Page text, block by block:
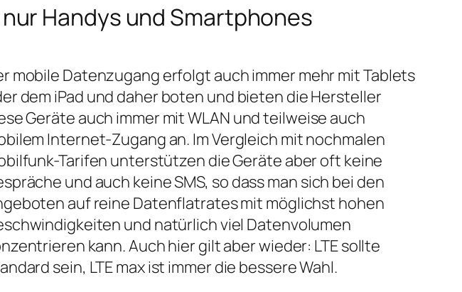
Handys und Smartphones
mobile Datenzugang erfolgt auch immer mehr mit Tablets
dem iPad und daher boten und bieten die Hersteller
Geräte auch immer mit WLAN und teilweise auch
Internet-Zugang an. Im Vergleich mit nochmalen
Tarifen unterstützen die Geräte aber oft keine
und auch keine SMS, so dass man sich bei den
auf reine Datenflatrates mit möglichst hohen
und natürlich viel Datenvolumen
kann. Auch hier gilt aber wieder: LTE sollte
sein, LTE max ist immer die bessere Wahl.